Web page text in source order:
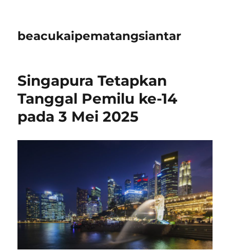
beacukaipematangsiantar
Singapura Tetapkan
Tanggal Pemilu ke-14
pada 3 Mei 2025